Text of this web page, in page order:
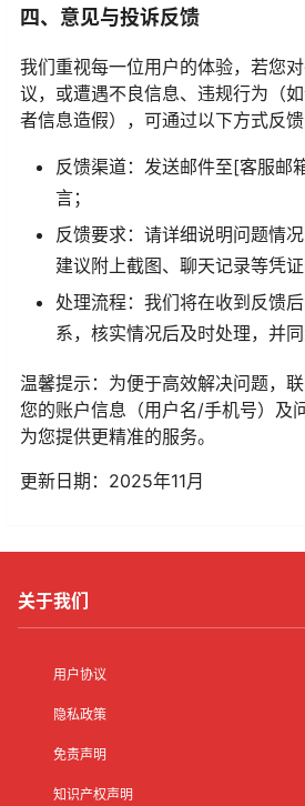
四、意见与投诉反馈
我们重视每一位用户的体验，若您
议，或遭遇不良信息、违规行为（
者信息造假），可通过以下方式反馈
反馈渠道：发送邮件至[客服邮
言；
反馈要求：请详细说明问题情
建议附上截图、聊天记录等凭证
处理流程：我们将在收到反馈
系，核实情况后及时处理，并同
温馨提示：为便于高效解决问题，
您的账户信息（用户名/手机号）及
为您提供更精准的服务。
更新日期：2025年11月
关于我们
用户协议
隐私政策
免责声明
知识产权声明